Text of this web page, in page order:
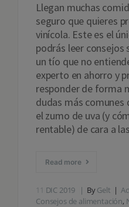
Llegan muchas
seguro que quieres
vinícola. Este es el
podrás leer consejos
un tío que no
experto en ahorro y
responder de forma
dudas más comunes
el zumo de uva (y
rentable) de cara a
Read more
11 DIC 2019 ByGelt
Consejos de alimentación,